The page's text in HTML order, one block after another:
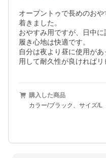
オープントゥで長めのお
着きました。
おやすみ用ですが、日中に
履き心地は快適です。
自分は夜より昼に使用が
購入した商品
カラー/ブラック、サイズ/L